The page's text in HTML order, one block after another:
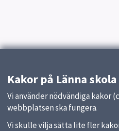
Kakor på Länna skola
Vi använder nödvändiga kakor
webbplatsen ska fungera.
Vi skulle vilja sätta lite fler